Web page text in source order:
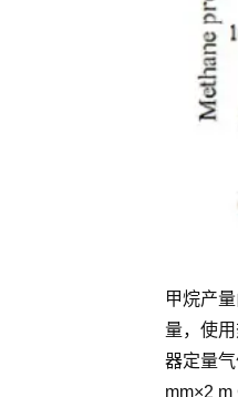
甲烷产
量，使
器定量
mm×2